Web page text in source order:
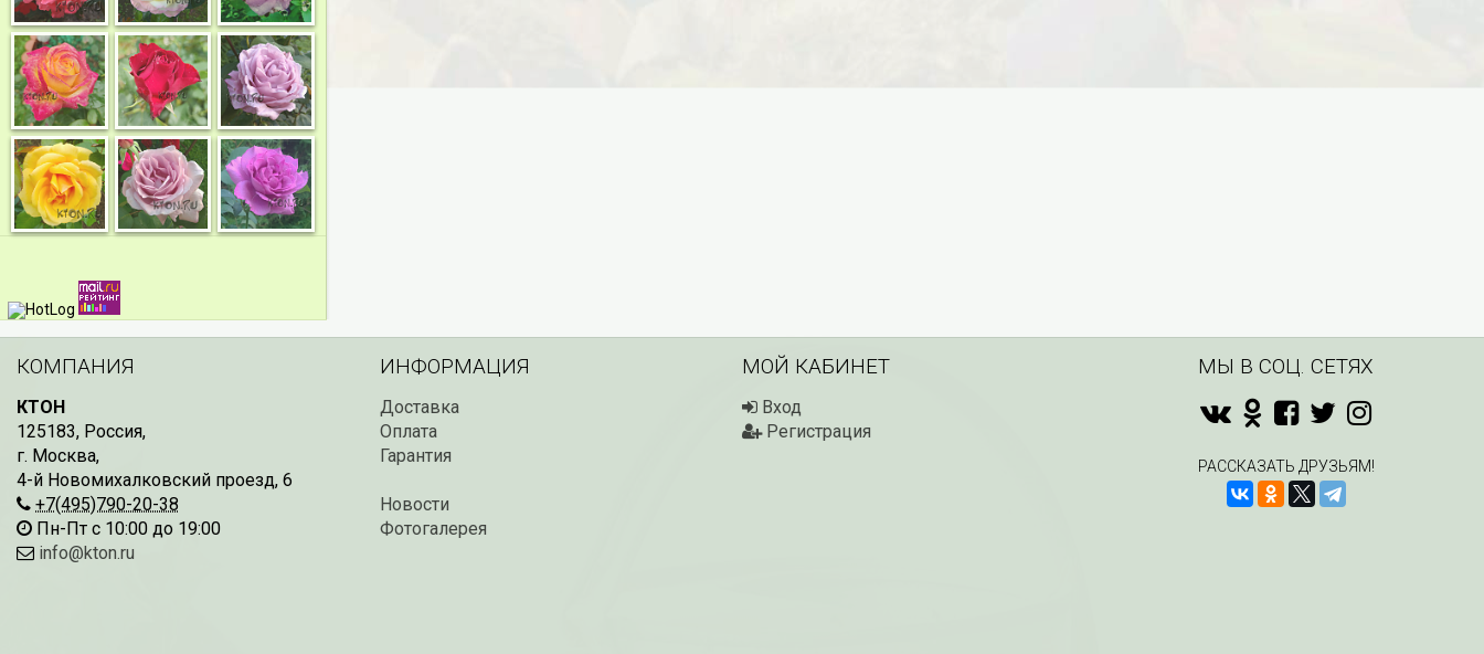
КОМПАНИЯ
КТОН
125183, Россия,
г. Москва,
4-й Новомихалковский проезд, 6
+7(495)790-20-38
Пн-Пт с 10:00 до 19:00
info@kton.ru
ИНФОРМАЦИЯ
Доставка
Оплата
Гарантия
Новости
Фотогалерея
МОЙ КАБИНЕТ
Вход
Регистрация
МЫ В СОЦ. СЕТЯХ
РАССКАЗАТЬ ДРУЗЬЯМ!